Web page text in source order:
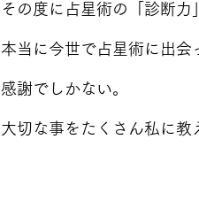
その度に占星術の「診断
本当に今世で占星術に出会
感謝でしかない。
大切な事をたくさん私に教